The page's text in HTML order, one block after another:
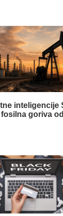
inteligencije
goriva